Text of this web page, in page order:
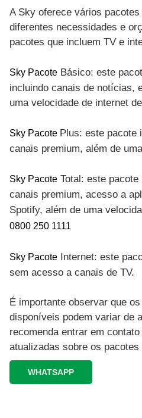
A Sky oferece vários
diferentes necessidades e
pacotes que incluem TV e
Sky Pacote Básico: este
incluindo canais de notícias,
uma velocidade de internet
Sky Pacote Plus: este pacote
canais premium, além de
Sky Pacote Total: este
canais premium, acesso a
Spotify, além de uma
0800 250 1111
Sky Pacote Internet: este
sem acesso a canais de TV.
É importante observar que
disponíveis podem variar de
recomenda entrar em
atualizadas sobre os
WHATSAPP